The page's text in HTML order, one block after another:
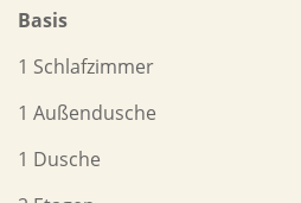
Basis
1 Schlafzimmer
1 Außendusche
1 Dusche